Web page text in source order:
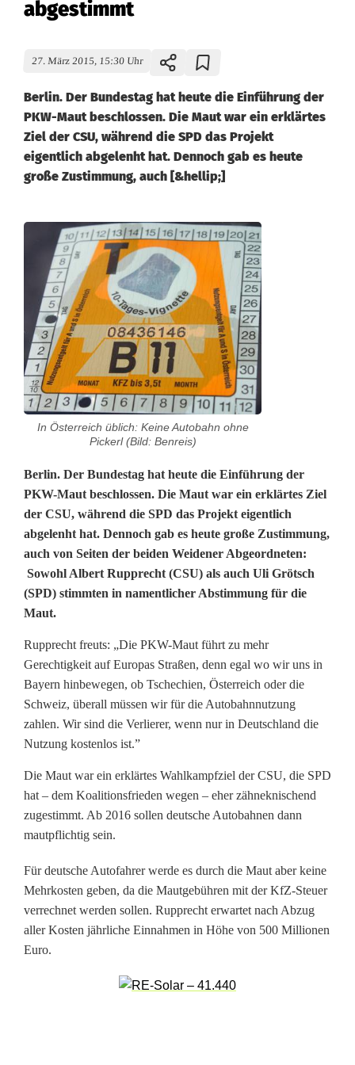
abgestimmt
27. März 2015, 15:30 Uhr
Berlin. Der Bundestag hat heute die Einführung der
PKW-Maut beschlossen. Die Maut war ein erklärtes
Ziel der CSU, während die SPD das Projekt
eigentlich abgelenht hat. Dennoch gab es heute
große Zustimmung, auch [&hellip;]
-
M
a
u
:
S
o
h
a
e
n
d
i
e
W
e
i
d
e
n
In Österreich üblich: Keine Autobahn ohne
Pickerl (Bild: Benreis)
Berlin. Der Bundestag hat heute die Einführung der
PKW-Maut beschlossen. Die Maut war ein erklärtes Ziel
der CSU, während die SPD das Projekt eigentlich
abgelenht hat. Dennoch gab es heute große Zustimmung,
auch von Seiten der beiden Weidener Abgeordneten:
Sowohl Albert Rupprecht (CSU) als auch Uli Grötsch
(SPD) stimmten in namentlicher Abstimmung für die
Maut.
Rupprecht freuts: „Die PKW-Maut führt zu mehr
Gerechtigkeit auf Europas Straßen, denn egal wo wir uns in
Bayern hinbewegen, ob Tschechien, Österreich oder die
Schweiz, überall müssen wir für die Autobahnnutzung
zahlen. Wir sind die Verlierer, wenn nur in Deutschland die
Nutzung kostenlos ist.”
Die Maut war ein erklärtes Wahlkampfziel der CSU, die SPD
hat – dem Koalitionsfrieden wegen – eher zähneknischend
zugestimmt. Ab 2016 sollen deutsche Autobahnen dann
mautpflichtig sein.
Für deutsche Autofahrer werde es durch die Maut aber keine
Mehrkosten geben, da die Mautgebühren mit der KfZ-Steuer
verrechnet werden sollen. Rupprecht erwartet nach Abzug
aller Kosten jährliche Einnahmen in Höhe von 500 Millionen
Euro.